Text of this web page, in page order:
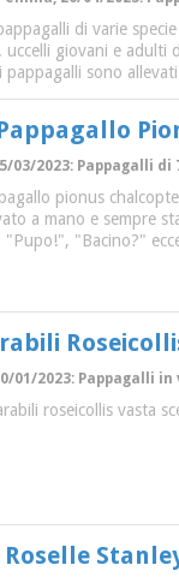
di varie
giovani e adulti
pappagalli sono
03/2023: Pappagalli
pionus
a mano e sempre
"Pupo!", "Bacino?"
01/2023: Pappagalli
roseicollis vasta